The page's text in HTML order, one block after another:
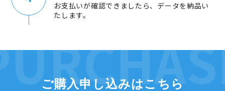
お支払いが確認できましたら、データを納品い
たします。
ご購入申し込みはこちら